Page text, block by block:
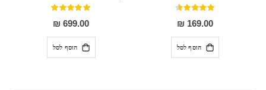
דירוג:
91%
169.00 ₪
הוסף לסל
דירוג:
100%
699.00 ₪
הוסף לסל